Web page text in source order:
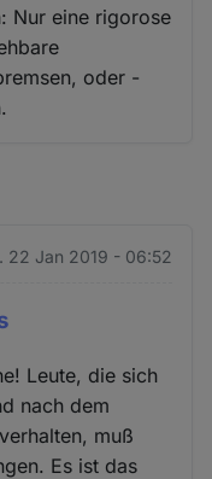
Nur eine rigorose
oder -
22 Jan 2019 - 06:52
Leute, die sich
nach dem
muß
Es ist das